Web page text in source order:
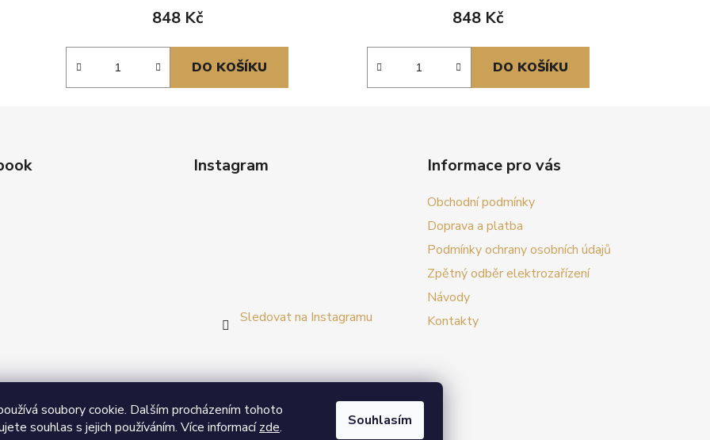
soubory cookie. Dalším procházením tohoto
souhlas s jejich používáním. Více informacízde. Souhlasím
848 Kč
DO KOŠÍKU
848 Kč
DO KOŠÍKU
Instagram
Sledovat na Instagramu
Informace pro vás
Obchodní podmínky
Doprava a platba
Podmínky ochrany osobních údajů
Zpětný odběr elektrozařízení
Návody
Kontakty
Prezentační web Smart vypínače
zájmu o velkoobchodní spolupráci nás neváhejte kontaktovat.